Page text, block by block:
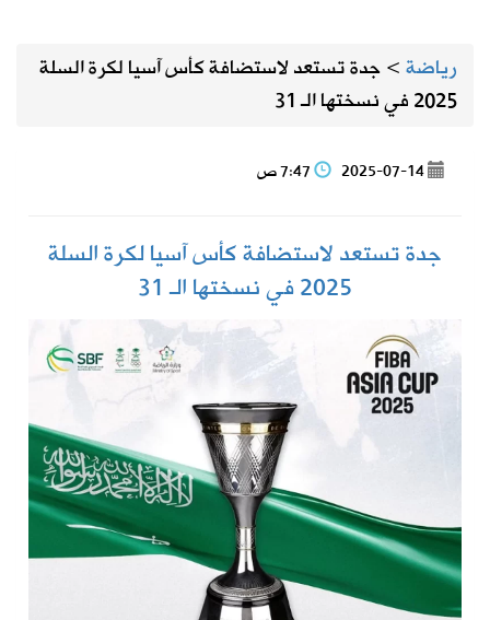
رياضة>جدة تستعد لاستضافة كأس آسيا لكرة السلة
2025 في نسختها الـ 31
2025-07-14
جدة تستعد لاستضافة كأس آسيا لكرة السلة
2025 في نسختها الـ 31